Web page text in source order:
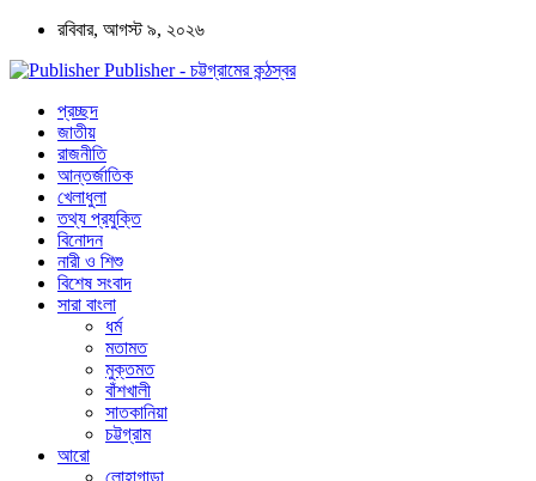
রবিবার, আগস্ট ৯, ২০২৬
Publisher - চট্টগ্রামের কন্ঠস্বর
প্রচ্ছদ
জাতীয়
রাজনীতি
আন্তর্জাতিক
খেলাধুলা
তথ্য প্রযুক্তি
বিনোদন
নারী ও শিশু
বিশেষ সংবাদ
সারা বাংলা
ধর্ম
মতামত
মুক্তমত
বাঁশখালী
সাতকানিয়া
চট্টগ্রাম
আরো
লোহাগাড়া